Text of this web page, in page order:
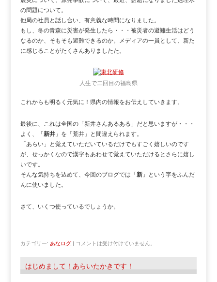
の問題について。
他局の社員と話し合い、有意義な時間になりました。
もし、冬の青森に災害が発生したら・・・被災者の避難生活はどう
なるのか、そもそも避難できるのか。メディアの一員として、新た
に感じることがたくさんありましたた。
人生で二回目の福島県
これからも明るく元気に！県内の情報をお伝えしていきます。
最後に、これは全国の「新井さんあるある」だと思いますが・・・
よく、「新井 」を「荒井」と間違えられます。
「あらい」と覚えていただいているだけでもすごく嬉しいのです
が、せっかくなので漢字もあわせて覚えていただけるとさらに嬉し
いです。
そんな気持ちを込めて、今回のブログでは「新 」という字をふんだ
んに使いました。
さて、いくつ使っているでしょうか。
カテゴリー: あなログ コメントは受け付けていません。
はじめまして！あらいたかきです！